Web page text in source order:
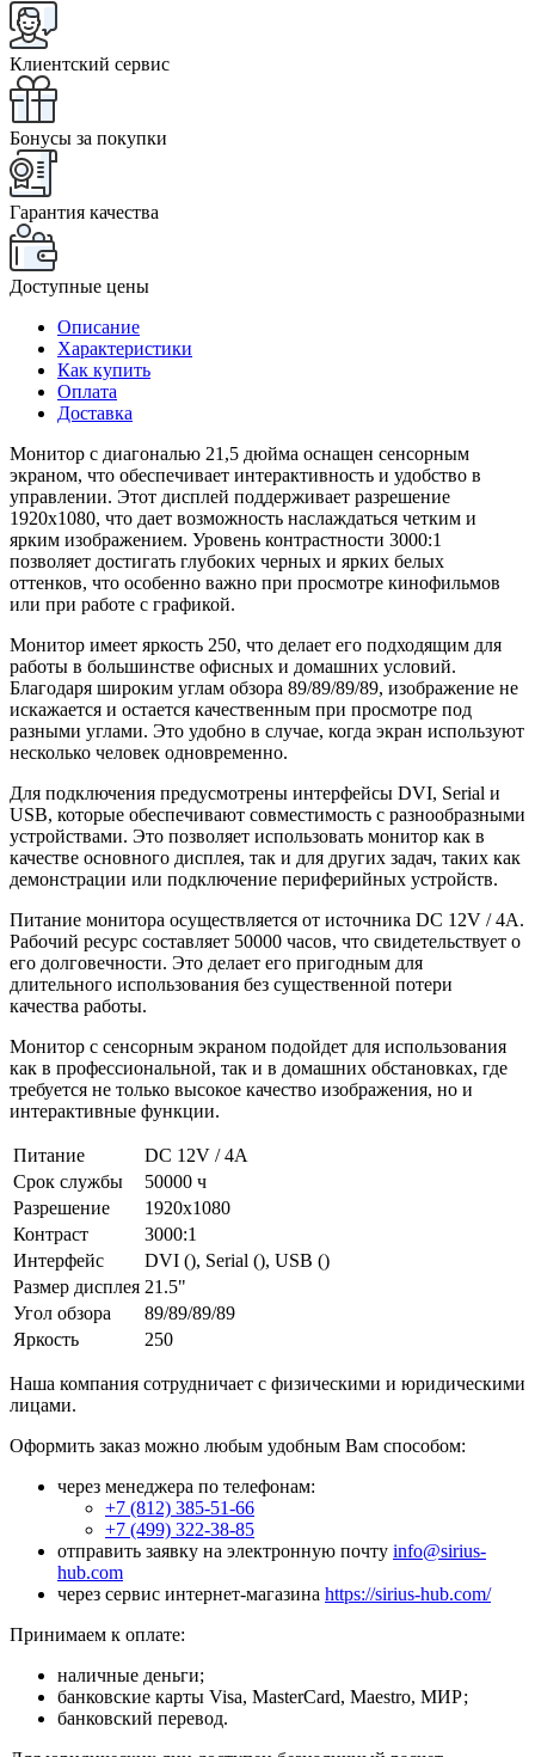
Клиентский сервис
Бонусы за покупки
Гарантия качества
Доступные цены
Описание
Характеристики
Как купить
Оплата
Доставка
Монитор с диагональю 21,5 дюйма оснащен сенсорным
экраном, что обеспечивает интерактивность и удобство в
управлении. Этот дисплей поддерживает разрешение
1920x1080, что дает возможность наслаждаться четким и
ярким изображением. Уровень контрастности 3000:1
позволяет достигать глубоких черных и ярких белых
оттенков, что особенно важно при просмотре кинофильмов
или при работе с графикой.
Монитор имеет яркость 250, что делает его подходящим для
работы в большинстве офисных и домашних условий.
Благодаря широким углам обзора 89/89/89/89, изображение не
искажается и остается качественным при просмотре под
разными углами. Это удобно в случае, когда экран используют
несколько человек одновременно.
Для подключения предусмотрены интерфейсы DVI, Serial и
USB, которые обеспечивают совместимость с разнообразными
устройствами. Это позволяет использовать монитор как в
качестве основного дисплея, так и для других задач, таких как
демонстрации или подключение периферийных устройств.
Питание монитора осуществляется от источника DC 12V / 4A.
Рабочий ресурс составляет 50000 часов, что свидетельствует о
его долговечности. Это делает его пригодным для
длительного использования без существенной потери
качества работы.
Монитор с сенсорным экраном подойдет для использования
как в профессиональной, так и в домашних обстановках, где
требуется не только высокое качество изображения, но и
интерактивные функции.
Питание
DC 12V / 4A
Срок службы
50000 ч
Разрешение
1920x1080
Контраст
3000:1
Интерфейс
DVI (), Serial (), USB ()
Размер дисплея 21.5"
Угол обзора
89/89/89/89
Яркость
250
Наша компания сотрудничает с физическими и юридическими
лицами.
Оформить заказ можно любым удобным Вам способом:
через менеджера по телефонам:
+7 (812) 385-51-66
+7 (499) 322-38-85
отправить заявку на электронную почту info@sirius-
hub.com
через сервис интернет-магазина https://sirius-hub.com/
Принимаем к оплате:
наличные деньги;
банковские карты Visa, MasterCard, Maestro, МИР;
банковский перевод.